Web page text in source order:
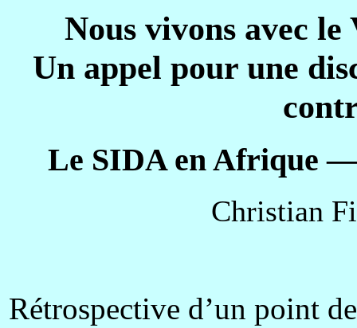
Nous vivons avec
Un appel pour une
Le SIDA en Afrique —
Christian
Rétrospective d’un point